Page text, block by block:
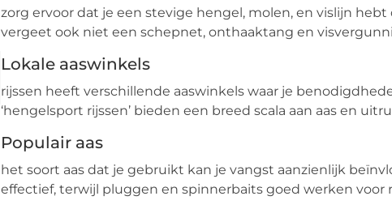
zorg ervoor dat je een stevige hengel, molen, en vislijn
vergeet ook niet een schepnet, onthaaktang en
Lokale aaswinkels
rijssen heeft verschillende aaswinkels waar je
‘hengelsport rijssen’ bieden een breed scala aan aas en
Populair aas
het soort aas dat je gebruikt kan je vangst aanzienlijk
effectief, terwijl pluggen en spinnerbaits goed werken voor